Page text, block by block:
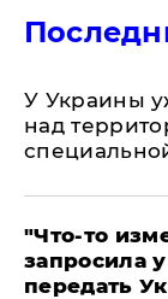
У Украины
над
​"Что-то
запросила
передать